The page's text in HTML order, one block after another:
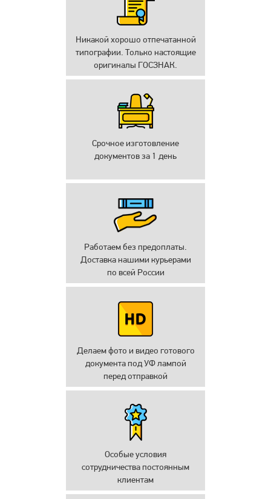
Никакой хорошо отпечатанной
типографии. Только настоящие
оригиналы ГОСЗНАК.
Срочное изготовление
документов за 1 день
Работаем без предоплаты.
Доставка нашими курьерами
по всей России
Делаем фото и видео готового
документа под УФ лампой
перед отправкой
Особые условия
сотрудничества постоянным
клиентам